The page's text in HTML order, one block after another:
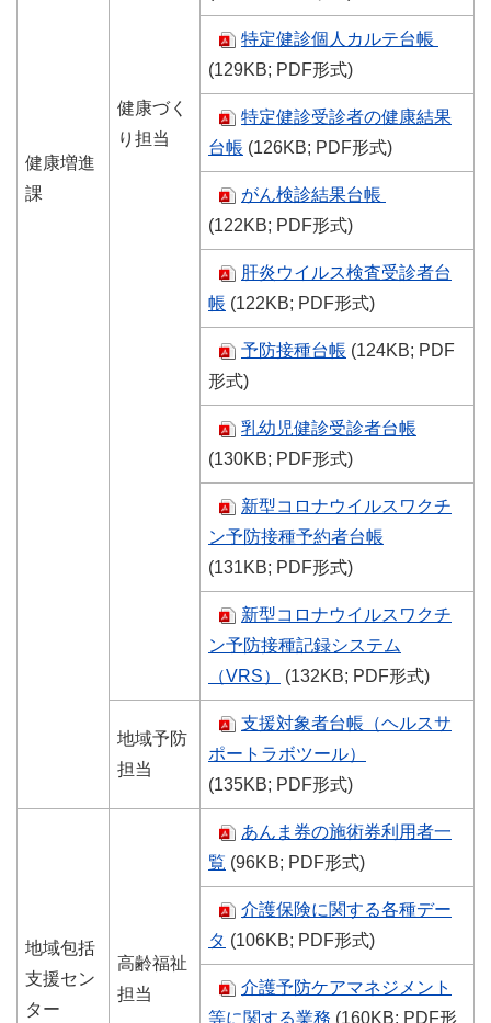
健康増進
課
健康づく
り担当
特定健診個人カルテ台帳
(129KB; PDF形式)
特定健診受診者の健康結果
台帳 (126KB; PDF形式)
がん検診結果台帳
(122KB; PDF形式)
肝炎ウイルス検査受診者台
帳 (122KB; PDF形式)
予防接種台帳 (124KB; PDF
形式)
乳幼児健診受診者台帳
(130KB; PDF形式)
新型コロナウイルスワクチ
ン予防接種予約者台帳
(131KB; PDF形式)
新型コロナウイルスワクチ
ン予防接種記録システム
（VRS）
(132KB; PDF形式)
地域予防
担当
支援対象者台帳（ヘルスサ
ポートラボツール）
(135KB; PDF形式)
地域包括
支援セン
ター
高齢福祉
担当
あんま券の施術券利用者一
覧 (96KB; PDF形式)
介護保険に関する各種デー
タ (106KB; PDF形式)
介護予防ケアマネジメント
等に関する業務 (160KB; PDF形